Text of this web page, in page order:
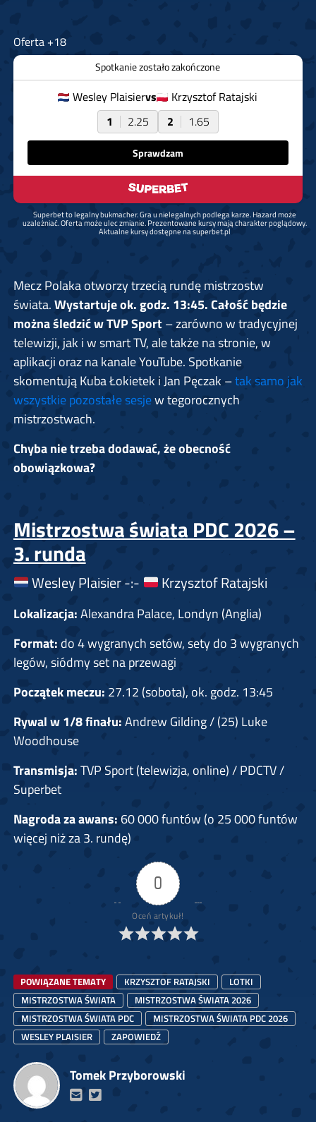
Oferta +18
Spotkanie zostało zakończone
Wesley Plaisiervs
Krzysztof Ratajski
1
2.25 2 1.65
Sprawdzam
Superbet to legalny bukmacher. Gra u nielegalnych podlega karze. Hazard może
uzależniać. Oferta może ulec zmianie. Prezentowane kursy mają charakter poglądowy.
Aktualne kursy dostępne na superbet.pl
Mecz Polaka otworzy trzecią rundę mistrzostw
świata.Wystartuje ok. godz. 13:45. Całość będzie
można śledzić w TVP Sport– zarówno w tradycyjnej
telewizji, jak i w smart TV, ale także na stronie, w
aplikacji oraz na kanale YouTube. Spotkanie
skomentują Kuba Łokietek i Jan Pęczak –tak samo jak
wszystkie pozostałe sesjew tegorocznych
mistrzostwach.
Chyba nie trzeba dodawać, że obecność
obowiązkowa?
Mistrzostwa świata PDC 2026 –
3. runda
Wesley Plaisier -:- Krzysztof Ratajski
Lokalizacja:Alexandra Palace, Londyn (Anglia)
Format: do 4 wygranych setów, sety do 3 wygranych
legów, siódmy set na przewagi
Początek meczu: 27.12 (sobota), ok. godz. 13:45
Rywal w 1/8 finału:Andrew Gilding / (25) Luke
Woodhouse
Transmisja:TVP Sport (telewizja, online) / PDCTV /
Superbet
Nagroda za awans: 60 000 funtów (o 25 000 funtów
więcej niż za 3. rundę)
0
Oceń artykuł!
POWIĄZANE TEMATY KRZYSZTOF RATAJSKI
LOTKI
MISTRZOSTWA ŚWIATA
MISTRZOSTWA ŚWIATA 2026
MISTRZOSTWA ŚWIATA PDC
MISTRZOSTWA ŚWIATA PDC 2026
WESLEY PLAISIER
ZAPOWIEDŹ
Tomek Przyborowski